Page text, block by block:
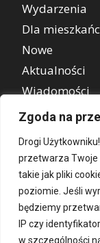
Zgoda na
Drogi
przetwarza Twoje
takie jak pliki
poziomie. Jeśli
będziemy
IP czy
w szczególności
Wydarzenia
Dla
Nowe
Aktualności
Wiadomości
REKLAMA